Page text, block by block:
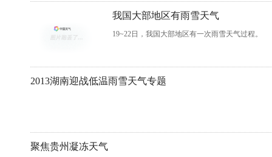
我国大部地区有雨雪天气
19~22日，我国大部地区有一次雨雪天气过程。
2013湖南迎战低温雨雪天气专题
聚焦贵州凝冻天气